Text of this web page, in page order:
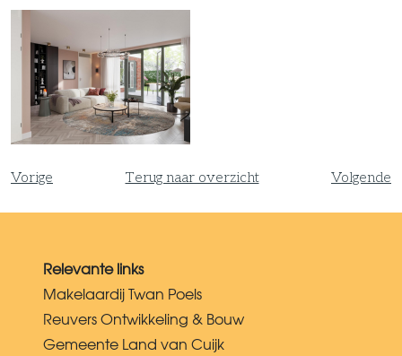
Vorige Volgende
Terug naar overzicht
Relevante links
Makelaardij Twan Poels
Reuvers Ontwikkeling & Bouw
Gemeente Land van Cuijk